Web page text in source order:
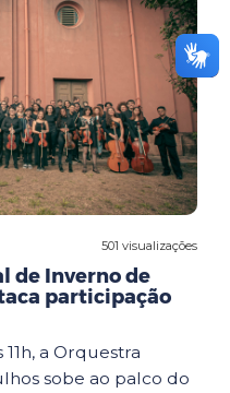
501 visualizações
de Inverno de
participação
a Orquestra
sobe ao palco do